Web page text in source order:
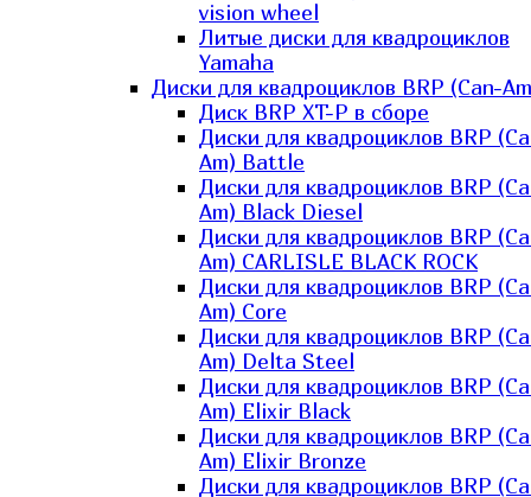
vision wheel
Литые диски для квадроциклов
Yamaha
Диски для квадроциклов BRP (Can-
Диск BRP XT-P в сборе
Диски для квадроциклов BRP
Am) Battle
Диски для квадроциклов BRP
Am) Black Diesel
Диски для квадроциклов BRP
Am) CARLISLE BLACK ROCK
Диски для квадроциклов BRP
Am) Core
Диски для квадроциклов BRP
Am) Delta Steel
Диски для квадроциклов BRP
Am) Elixir Black
Диски для квадроциклов BRP
Am) Elixir Bronze
Диски для квадроциклов BRP